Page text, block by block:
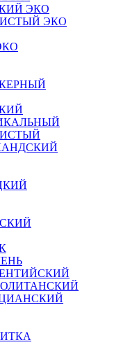
ЭКО
ЭКО